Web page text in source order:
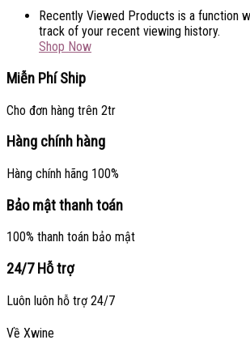
Recently Viewed Products is a function
track of your recent viewing history.
Shop Now
Miễn Phí Ship
Cho đơn hàng trên 2tr
Hàng chính hàng
Hàng chính hãng 100%
Bảo mật thanh toán
100% thanh toán bảo mật
24/7 Hỗ trợ
Luôn luôn hỗ trợ 24/7
Về Xwine